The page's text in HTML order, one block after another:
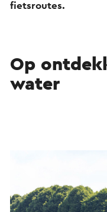
fietsroutes.
Op
water